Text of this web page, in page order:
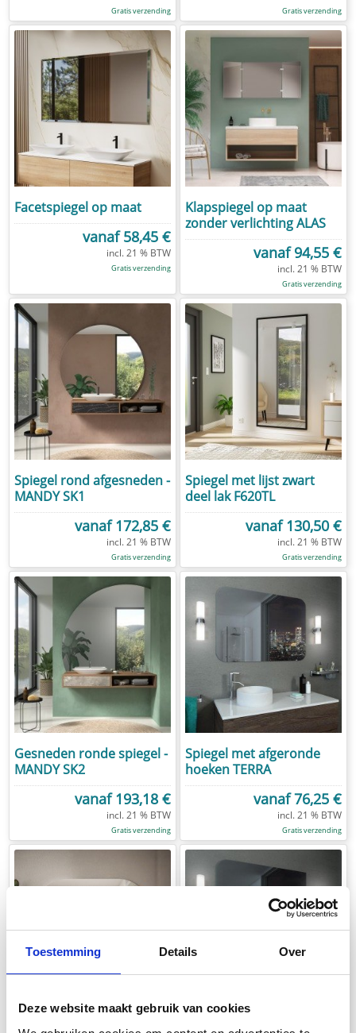
Toestemming Details Over
Deze website maakt gebruik van cookies
Gratis verzending Gratis verzending
Facetspiegel op maat
vanaf58,45 €
Gratis verzending
Klapspiegel op maat
zonder verlichting ALAS
vanaf94,55 €
Gratis verzending
Spiegel rond afgesneden -
MANDY SK1
vanaf172,85 €
Gratis verzending
Spiegel met lijst zwart
deel lak F620TL
vanaf130,50 €
Gratis verzending
Gesneden ronde spiegel -
MANDY SK2
vanaf193,18 €
Gratis verzending
Spiegel met afgeronde
hoeken TERRA
vanaf76,25 €
Gratis verzending
Spiegel afgerond ARCO Kristallen spiegel met